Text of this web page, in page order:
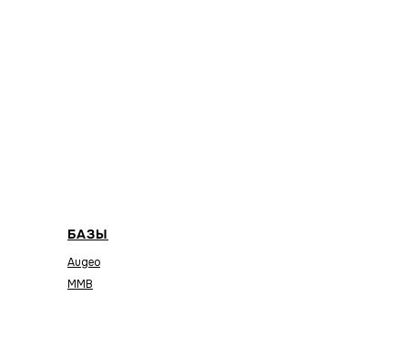
БАЗЫ
Augeo
MMB